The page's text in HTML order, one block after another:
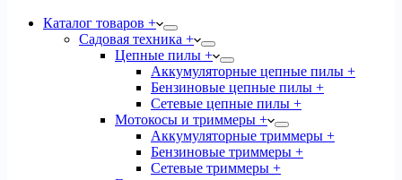
Каталог товаров +
Садовая техника +
Цепные пилы +
Аккумуляторные цепные пилы +
Бензиновые цепные пилы +
Сетевые цепные пилы +
Мотокосы и триммеры +
Аккумуляторные триммеры +
Бензиновые триммеры +
Сетевые триммеры +